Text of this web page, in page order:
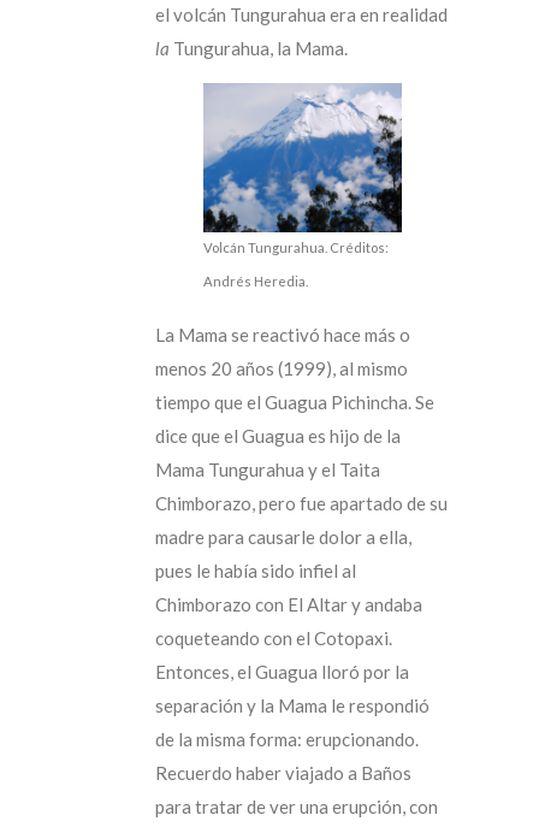
el volcán Tungurahua era en realidad
la Tungurahua, la Mama.
Volcán Tungurahua. Créditos:
Andrés Heredia.
La Mama se reactivó hace más o
menos 20 años (1999), al mismo
tiempo que el Guagua Pichincha. Se
dice que el Guagua es hijo de la
Mama Tungurahua y el Taita
Chimborazo, pero fue apartado de su
madre para causarle dolor a ella,
pues le había sido infiel al
Chimborazo con El Altar y andaba
coqueteando con el Cotopaxi.
Entonces, el Guagua lloró por la
separación y la Mama le respondió
de la misma forma: erupcionando.
Recuerdo haber viajado a Baños
para tratar de ver una erupción, con